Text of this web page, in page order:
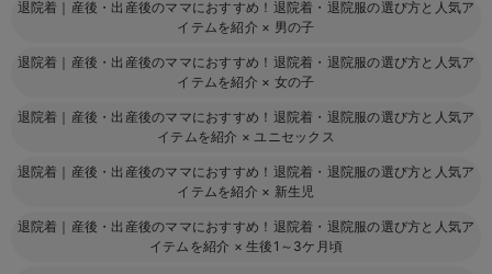
退院着｜産後・出産後のママにおすすめ！退院着・退院服の選び方と人気ア
イテムを紹介 × 男の子
退院着｜産後・出産後のママにおすすめ！退院着・退院服の選び方と人気ア
イテムを紹介 × 女の子
退院着｜産後・出産後のママにおすすめ！退院着・退院服の選び方と人気ア
イテムを紹介 ×ユニセックス
退院着｜産後・出産後のママにおすすめ！退院着・退院服の選び方と人気ア
イテムを紹介 × 新生児
退院着｜産後・出産後のママにおすすめ！退院着・退院服の選び方と人気ア
イテムを紹介 ×生後1～3ケ月頃